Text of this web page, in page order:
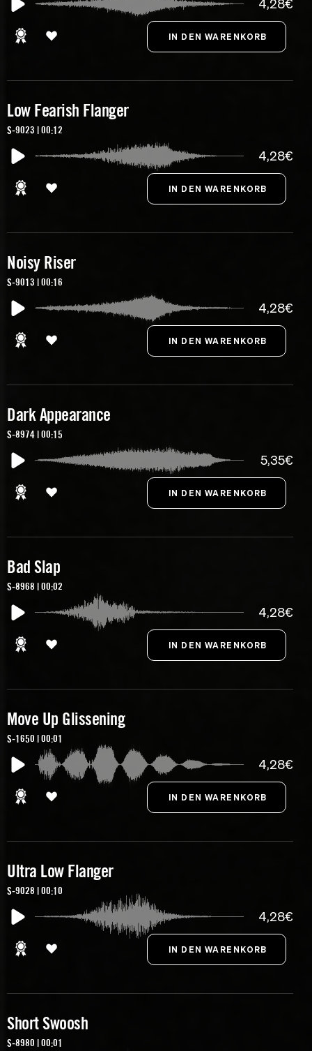
4,28€
Low Fearish Flanger
S-9023 | 00:12
4,28€
Noisy Riser
S-9013 | 00:16
4,28€
Dark Appearance
S-8974 | 00:15
5,35€
Bad Slap
S-8968 | 00:02
4,28€
Move Up Glissening
S-1650 | 00:01
4,28€
Ultra Low Flanger
S-9028 | 00:10
4,28€
Short Swoosh
S-8980 | 00:01